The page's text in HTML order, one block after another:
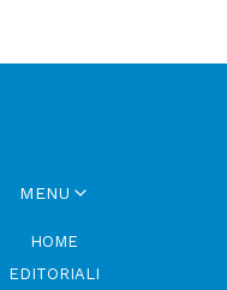
MENU
HOME
EDITORIALI